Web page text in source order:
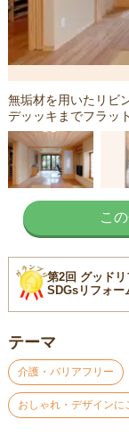
無垢材を用いたリビ
デッッキまでフラッ
こ
第2回 グッド
SDGsリフォー
テーマ
介護・バリアフリー
おしゃれ・デザインに